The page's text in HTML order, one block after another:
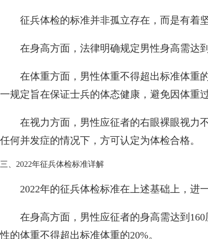
征兵体检的标准并非孤立存在，而是有着
在身高方面，法律明确规定男性身高需达
在体重方面，男性体重不得超出标准体重
一规定旨在保证士兵的体态健康，避免因体重
在视力方面，男性应征者的右眼裸眼视力
任何并发症的情况下，方可认定为体检合格。
三、2022年征兵体检标准详解
2022年的征兵体检标准在上述基础上，进
在身高方面，男性应征者的身高需达到
性的体重不得超出标准体重的20%。